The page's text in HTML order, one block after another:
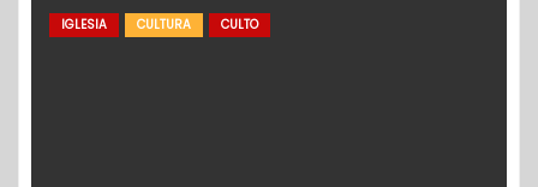
IGLESIA CULTURA CULTO